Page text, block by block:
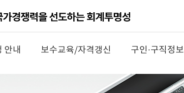
안내 보수교육/자격갱신 구인·구직정보